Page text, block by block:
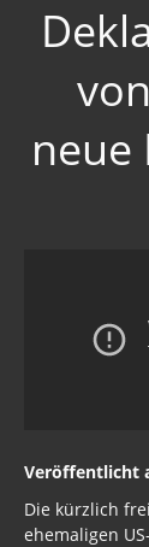
neue
Veröffentlicht
Die kürzlich
ehemaligen